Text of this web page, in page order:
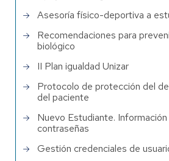
Asesoría físico-deportiva a
Recomendaciones para
biológico
II Plan igualdad Unizar
Protocolo de protección del
del paciente
Nuevo Estudiante. Información
contraseñas
Gestión credenciales de